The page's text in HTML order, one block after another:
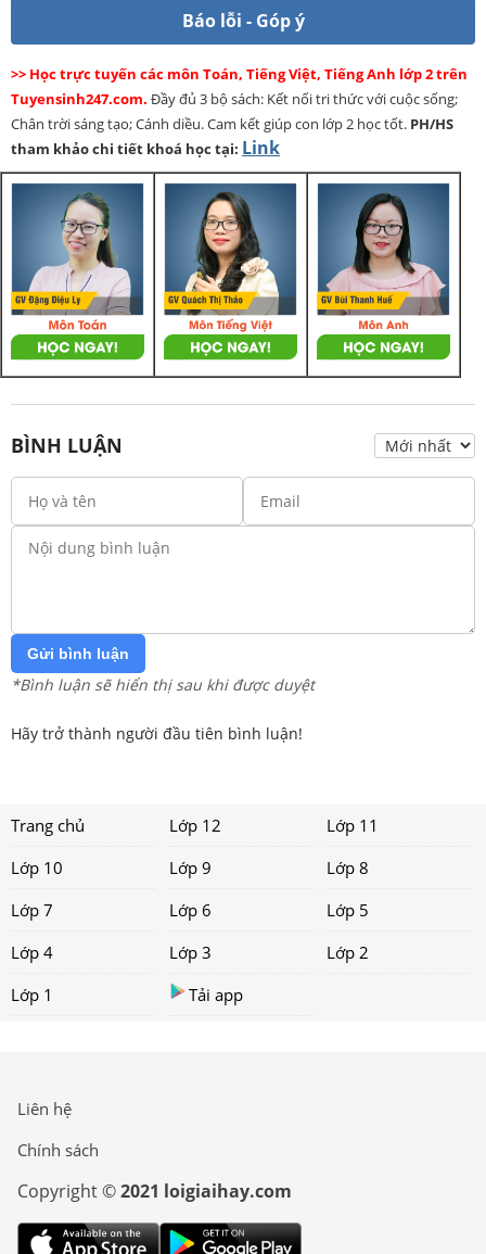
Báo lỗi - Góp ý
>> Học trực tuyến các môn Toán, Tiếng Việt, Tiếng Anh lớp 2 trên
Tuyensinh247.com. Đầy đủ 3 bộ sách: Kết nối tri thức với cuộc sống;
Chân trời sáng tạo; Cánh diều. Cam kết giúp con lớp 2 học tốt. PH/HS
tham khảo chi tiết khoá học tại: Link
BÌNH LUẬN
Gửi bình luận
*Bình luận sẽ hiển thị sau khi được duyệt
Hãy trở thành người đầu tiên bình luận!
Trang chủ Lớp 12
Lớp 11
Lớp 10
Lớp 9
Lớp 8
Lớp 7
Lớp 6
Lớp 5
Lớp 4
Lớp 3
Lớp 2
Lớp 1
Tải app
Liên hệ
Chính sách
Copyright ©2021 loigiaihay.com